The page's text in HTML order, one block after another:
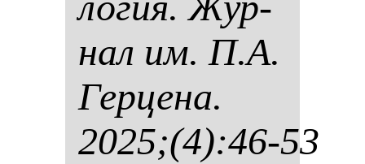
нал им. П.А.
Гер­це­на.
2025;(4):46-53